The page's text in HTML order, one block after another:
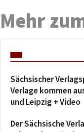
Mehr
Sächsischer
Verlage kommen
und Leipzig + Video
Der Sächsische